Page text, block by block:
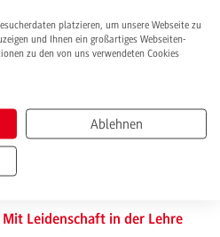
Leidenschaft in der Lehre
platzieren, um unsere Webseite zu
und Ihnen ein großartiges Webseiten-
zu den von uns verwendeten Cookies
Ablehnen